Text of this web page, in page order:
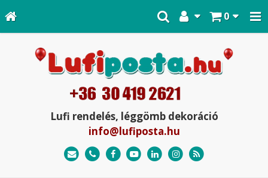
0
Lufi rendelés, léggömb dekoráció
info@lufiposta.hu